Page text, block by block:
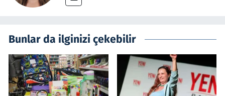
Bunlar da ilginizi çekebilir